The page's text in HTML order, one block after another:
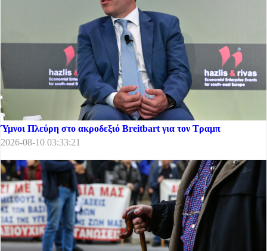
Ύμνοι Πλεύρη στο ακροδεξιό Breitbart για τον Τραμπ
2026-08-10 03:33:21